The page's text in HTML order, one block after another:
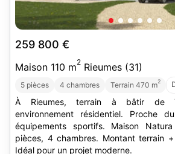
259 800 €
Maison 110 m2 Rieumes (31)
5 pièces 4 chambres Terrain 470 m2
À Rieumes, terrain à bâtir de
environnement résidentiel. Proche
équipements sportifs. Maison
pièces, 4 chambres. Montant terrain
Idéal pour un projet moderne.